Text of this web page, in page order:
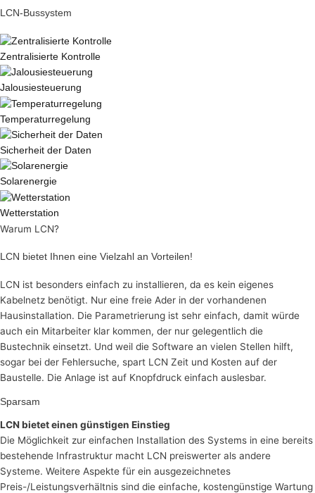
LCN-Bussystem
Zentralisierte Kontrolle
Jalousiesteuerung
Temperaturregelung
Sicherheit der Daten
Solarenergie
Wetterstation
Warum LCN?
LCN bietet Ihnen eine Vielzahl an Vorteilen!
LCN ist besonders einfach zu installieren, da es kein eigenes
Kabelnetz benötigt. Nur eine freie Ader in der vorhandenen
Hausinstallation. Die Parametrierung ist sehr einfach, damit würde
auch ein Mitarbeiter klar kommen, der nur gelegentlich die
Bustechnik einsetzt. Und weil die Software an vielen Stellen hilft,
sogar bei der Fehlersuche, spart LCN Zeit und Kosten auf der
Baustelle. Die Anlage ist auf Knopfdruck einfach auslesbar.
Sparsam
LCN bietet einen günstigen Einstieg
Die Möglichkeit zur einfachen Installation des Systems in eine bereits
bestehende Infrastruktur macht LCN preiswerter als andere
Systeme. Weitere Aspekte für ein ausgezeichnetes
Preis-/Leistungsverhältnis sind die einfache, kostengünstige Wartung